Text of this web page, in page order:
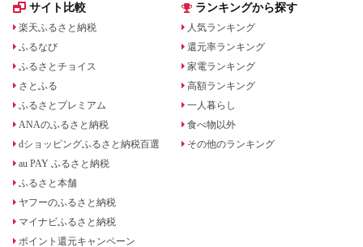
サイト比較
楽天ふるさと納税
ふるなび
ふるさとチョイス
さとふる
ふるさとプレミアム
ANAのふるさと納税
dショッピングふるさと納税百選
au PAY ふるさと納税
ふるさと本舗
ヤフーのふるさと納税
マイナビふるさと納税
ポイント還元キャンペーン
ランキングから探す
人気ランキング
還元率ランキング
家電ランキング
高額ランキング
一人暮らし
食べ物以外
その他のランキング